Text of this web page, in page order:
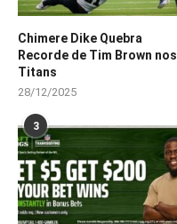
Chimere Dike Quebra
Recorde de Tim Brown nos
Titans
28/12/2025
3